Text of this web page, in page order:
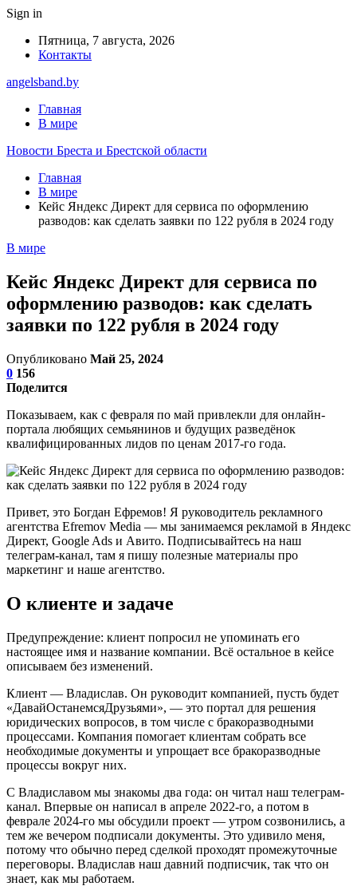
Sign in
Пятница, 7 августа, 2026
Контакты
angelsband.by
Главная
В мире
Новости Бреста и Брестской области
Главная
В мире
Кейс Яндекс Директ для сервиса по оформлению
разводов: как сделать заявки по 122 рубля в 2024 году
В мире
Кейс Яндекс Директ для сервиса по
оформлению разводов: как сделать
заявки по 122 рубля в 2024 году
Опубликовано Май 25, 2024
0 156
Поделится
Показываем, как с февраля по май привлекли для онлайн-
портала любящих семьянинов и будущих разведёнок
квалифицированных лидов по ценам 2017-го года.
Привет, это Богдан Ефремов! Я руководитель рекламного
агентства Efremov Media — мы занимаемся рекламой в Яндекс
Директ, Google Ads и Авито. Подписывайтесь на наш
телеграм-канал, там я пишу полезные материалы про
маркетинг и наше агентство.
О клиенте и задаче
Предупреждение: клиент попросил не упоминать его
настоящее имя и название компании. Всё остальное в кейсе
описываем без изменений.
Клиент — Владислав. Он руководит компанией, пусть будет
«ДавайОстанемсяДрузьями», — это портал для решения
юридических вопросов, в том числе с бракоразводными
процессами. Компания помогает клиентам собрать все
необходимые документы и упрощает все бракоразводные
процессы вокруг них.
С Владиславом мы знакомы два года: он читал наш телеграм-
канал. Впервые он написал в апреле 2022-го, а потом в
феврале 2024-го мы обсудили проект — утром созвонились, а
тем же вечером подписали документы. Это удивило меня,
потому что обычно перед сделкой проходят промежуточные
переговоры. Владислав наш давний подписчик, так что он
знает, как мы работаем.